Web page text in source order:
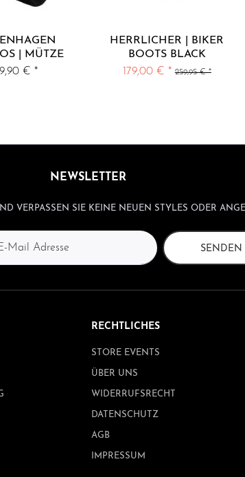
| MÜTZE
MIT CPH
€ *
HERRLICHER | BIKER
BOOTS BLACK
179,00 € * 259,95 € *
NEWSLETTER
VERPASSEN SIE KEINE NEUEN STYLES ODER
SENDEN
RECHTLICHES
STORE EVENTS
ÜBER UNS
WIDERRUFSRECHT
DATENSCHUTZ
AGB
IMPRESSUM